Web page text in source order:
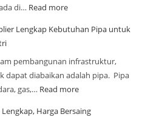
di… Read more
Lengkap Kebutuhan Pipa untuk
pembangunan infrastruktur,
dapat diabaikan adalah pipa. Pipa
gas,… Read more
Harga Bersaing